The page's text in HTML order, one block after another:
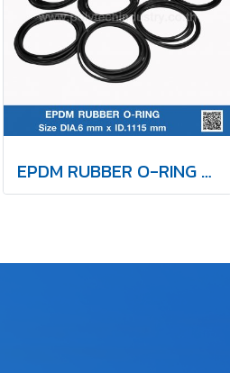
EPDM RUBBER O-RING DIA.6 mm